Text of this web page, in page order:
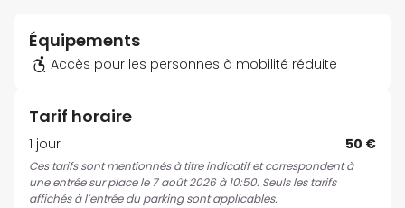
Équipements
Accès pour les personnes à mobilité réduite
Tarif horaire
1 jour 50 €
Ces tarifs sont mentionnés à titre indicatif et correspondent à
une entrée sur place le 7 août 2026 à 10:50. Seuls les tarifs
affichés à l’entrée du parking sont applicables.